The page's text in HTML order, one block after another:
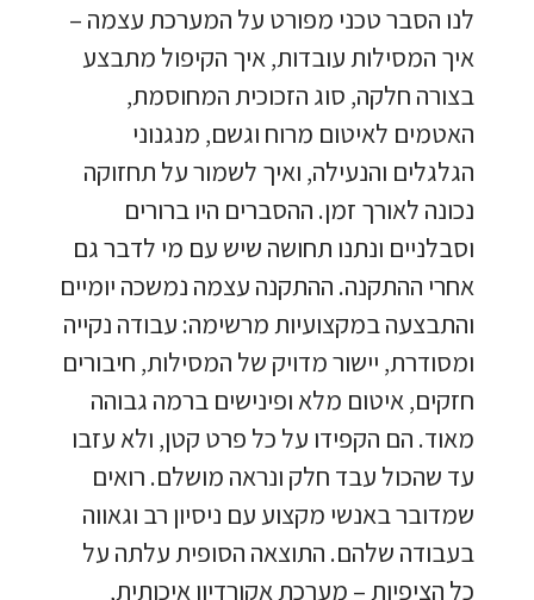
לנו הסבר טכני מפורט על המערכת עצמה –
איך המסילות עובדות, איך הקיפול מתבצע
בצורה חלקה, סוג הזכוכית המחוסמת,
האטמים לאיטום מרוח וגשם, מנגנוני
הגלגלים והנעילה, ואיך לשמור על תחזוקה
נכונה לאורך זמן. ההסברים היו ברורים
וסבלניים ונתנו תחושה שיש עם מי לדבר גם
אחרי ההתקנה. ההתקנה עצמה נמשכה יומיים
והתבצעה במקצועיות מרשימה: עבודה נקייה
ומסודרת, יישור מדויק של המסילות, חיבורים
חזקים, איטום מלא ופינישים ברמה גבוהה
מאוד. הם הקפידו על כל פרט קטן, ולא עזבו
עד שהכול עבד חלק ונראה מושלם. רואים
שמדובר באנשי מקצוע עם ניסיון רב וגאווה
בעבודה שלהם. התוצאה הסופית עלתה על
כל הציפיות – מערכת אקורדיון איכותית,